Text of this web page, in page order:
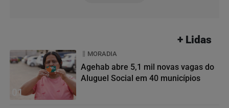
+ Lidas
01
MORADIA
Agehab abre 5,1 mil novas vagas do
Aluguel Social em 40 municípios